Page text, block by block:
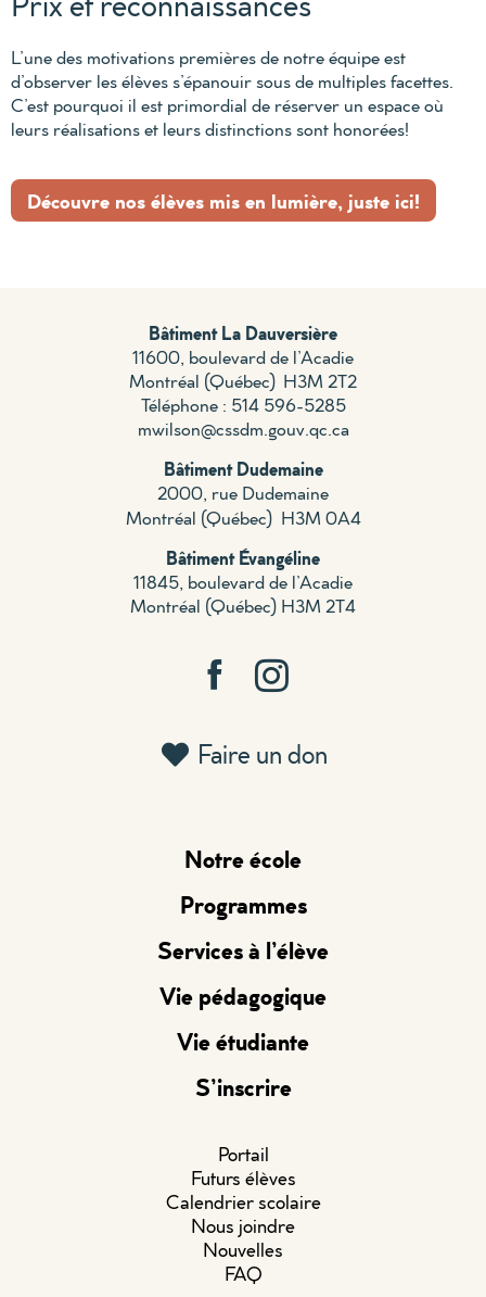
L’une des motivations premières de notre équipe est
d’observer les élèves s’épanouir sous de multiples facettes.
C’est pourquoi il est primordial de réserver un espace où
leurs réalisations et leurs distinctions sont honorées!
Découvre nos élèves mis en lumière, juste ici!
Bâtiment La Dauversière
11600, boulevard de l’Acadie
Montréal (Québec) H3M 2T2
Téléphone : 514 596-5285
mwilson@cssdm.gouv.qc.ca
Bâtiment Dudemaine
2000, rue Dudemaine
Montréal (Québec) H3M 0A4
Bâtiment Évangéline
11845, boulevard de l’Acadie
Montréal (Québec) H3M 2T4
Faire un don
Notre école
Programmes
Services à l’élève
Vie pédagogique
Vie étudiante
S’inscrire
Portail
Futurs élèves
Calendrier scolaire
Nous joindre
Nouvelles
FAQ